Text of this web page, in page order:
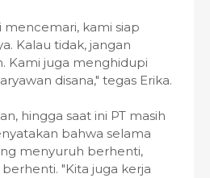
kami siap
Kalau tidak, jangan
Kami juga menghidupi
disana," tegas Erika.
hingga saat ini PT masih
bahwa selama
menyuruh berhenti,
"Kita juga kerja